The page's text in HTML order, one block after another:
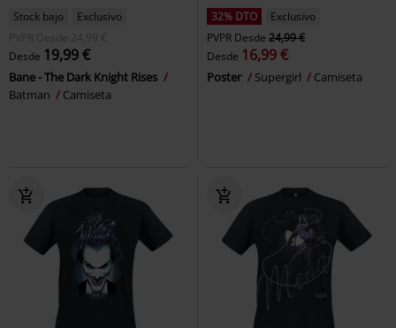
Stock bajo
Exclusivo
PVPR
Desde 24,99 €
Desde 19,99 €
Bane - The Dark Knight Rises
Batman
Camiseta
32% DTO
Exclusivo
PVPR Desde 24,99 €
Desde 16,99 €
Poster Supergirl Camiseta